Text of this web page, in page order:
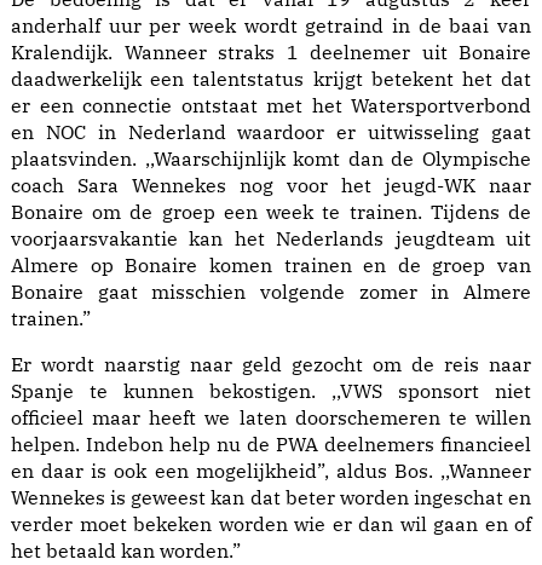
anderhalf uur per week wordt getraind in de baai van
Kralendijk. Wanneer straks 1 deelnemer uit Bonaire
daadwerkelijk een talentstatus krijgt betekent het dat
er een connectie ontstaat met het Watersportverbond
en NOC in Nederland waardoor er uitwisseling gaat
plaatsvinden. ,,Waarschijnlijk komt dan de Olympische
coach Sara Wennekes nog voor het jeugd-WK naar
Bonaire om de groep een week te trainen. Tijdens de
voorjaarsvakantie kan het Nederlands jeugdteam uit
Almere op Bonaire komen trainen en de groep van
Bonaire gaat misschien volgende zomer in Almere
trainen.”
Er wordt naarstig naar geld gezocht om de reis naar
Spanje te kunnen bekostigen. ,,VWS sponsort niet
officieel maar heeft we laten doorschemeren te willen
helpen. Indebon help nu de PWA deelnemers financieel
en daar is ook een mogelijkheid”, aldus Bos. ,,Wanneer
Wennekes is geweest kan dat beter worden ingeschat en
verder moet bekeken worden wie er dan wil gaan en of
het betaald kan worden.”